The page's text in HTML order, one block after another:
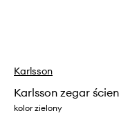
Karlsson
Karlsson zegar
kolor zielony